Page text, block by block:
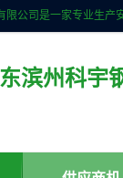
滨州科宇